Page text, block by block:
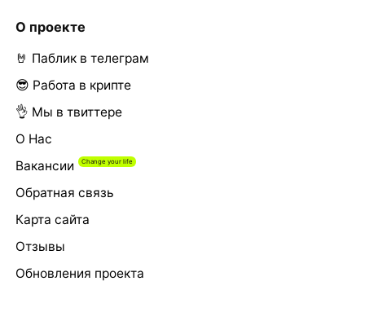
О проекте
🤘 Паблик в телеграм
😎 Работа в крипте
👌 Мы в твиттере
О Нас
Вакансии
Обратная связь
Карта сайта
Отзывы
Обновления проекта